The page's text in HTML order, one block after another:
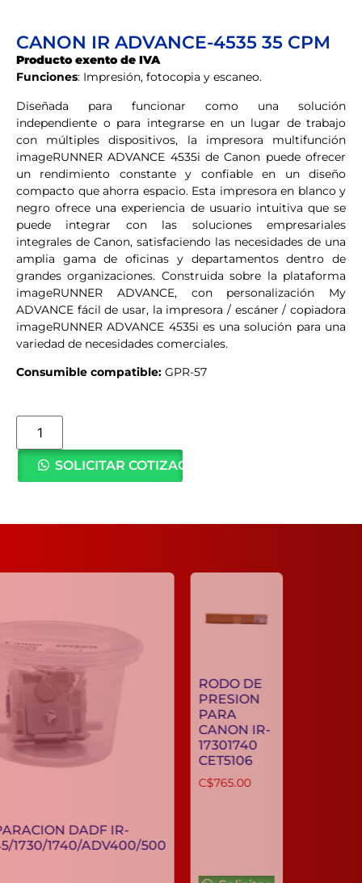
CANON IR ADVANCE-4535 35 CPM
Producto exento de IVA
Funciones: Impresión, fotocopia y escaneo.
Diseñada para funcionar como una solución
independiente o para integrarse en un lugar de trabajo
con múltiples dispositivos, la impresora multifunción
imageRUNNER ADVANCE 4535i de Canon puede ofrecer
un rendimiento constante y confiable en un diseño
compacto que ahorra espacio. Esta impresora en blanco y
negro ofrece una experiencia de usuario intuitiva que se
puede integrar con las soluciones empresariales
integrales de Canon, satisfaciendo las necesidades de una
amplia gama de oficinas y departamentos dentro de
grandes organizaciones. Construida sobre la plataforma
imageRUNNER ADVANCE, con personalización My
ADVANCE fácil de usar, la impresora / escáner / copiadora
imageRUNNER ADVANCE 4535i es una solución para una
variedad de necesidades comerciales.
Consumible compatible: GPR-57
SOLICITAR COTIZACIÓN
PAD SEPARACION DADF IR-
2535/3245/1730/1740/ADV400/500